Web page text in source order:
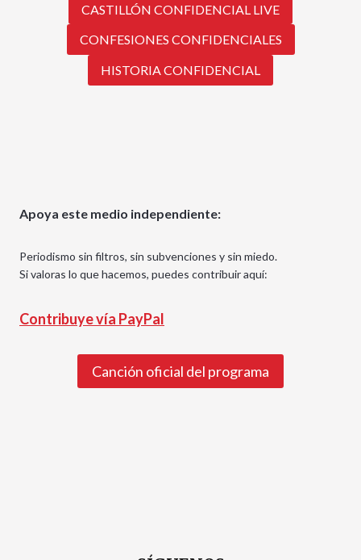
CASTILLÓN CONFIDENCIAL LIVE
CONFESIONES CONFIDENCIALES
HISTORIA CONFIDENCIAL
Apoya este medio independiente:
Periodismo sin filtros, sin subvenciones y sin miedo.
Si valoras lo que hacemos, puedes contribuir aquí:
Contribuye vía PayPal
Canción oficial del programa